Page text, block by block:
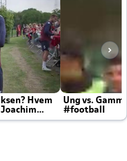
Hvem
Ung vs.
#football